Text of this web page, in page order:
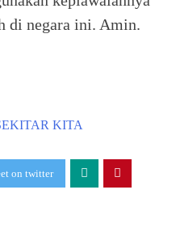
di negara ini. Amin.
KITA
on twitter